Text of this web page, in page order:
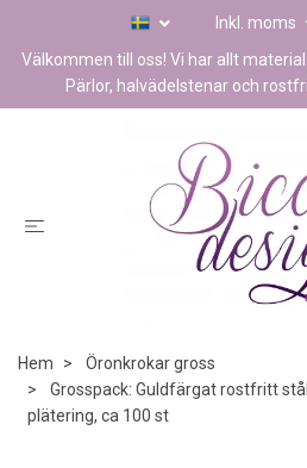
Inkl. moms
Välkommen till oss! Vi har allt
Pärlor, halvädelstenar och
Hem
Öronkrokar gross
Grosspack: Guldfärgat rostfritt
plätering, ca 100 st